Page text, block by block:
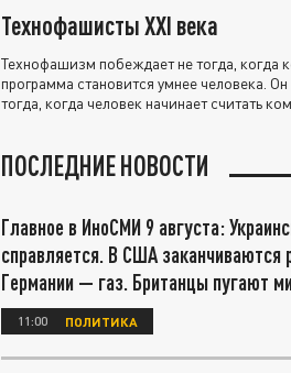
Технофашисты XXI века
Технофашизм побеждает не тогда, когда
программа становится умнее человека.
тогда, когда человек начинает считать
ПОСЛЕДНИЕ НОВОСТИ
Главное в ИноСМИ 9 августа:
справляется. В США заканчиваются
Германии — газ. Британцы пугают
11:00 ПОЛИТИКА